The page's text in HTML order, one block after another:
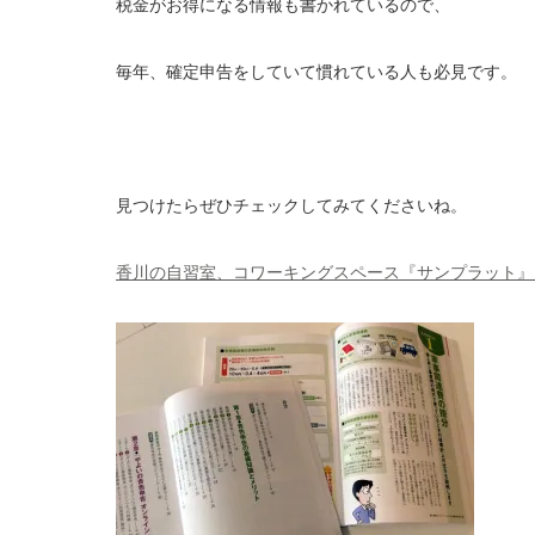
税金がお得になる情報も書かれているので、
毎年、確定申告をしていて慣れている人も必見です。
見つけたらぜひチェックしてみてくださいね。
香川の自習室、コワーキングスペース『サンプラット